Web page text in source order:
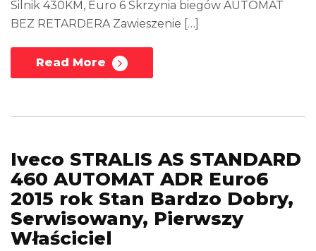
Silnik 430KM, Euro 6 Skrzynia biegów AUTOMAT
BEZ RETARDERA Zawieszenie […]
Read More
Iveco STRALIS AS STANDARD
460 AUTOMAT ADR Euro6
2015 rok Stan Bardzo Dobry,
Serwisowany, Pierwszy
Właściciel